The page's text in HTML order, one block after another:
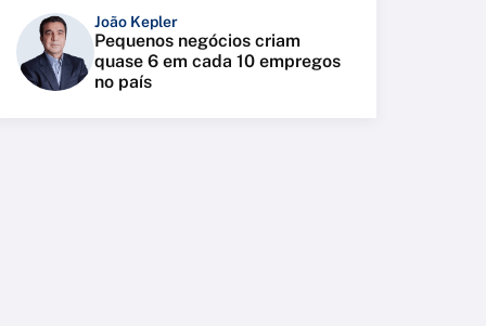
João Kepler
Pequenos negócios criam
quase 6 em cada 10 empregos
no país